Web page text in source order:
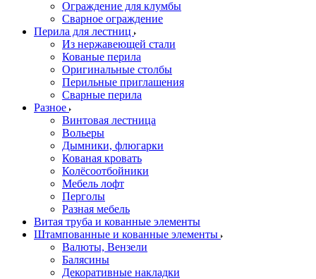
Ограждение для клумбы
Сварное ограждение
Перила для лестниц
Из нержавеющей стали
Кованые перила
Оригинальные столбы
Перильные приглашения
Сварные перила
Разное
Винтовая лестница
Вольеры
Дымники, флюгарки
Кованая кровать
Колёсоотбойники
Мебель лофт
Перголы
Разная мебель
Витая труба и кованные элементы
Штампованные и кованные элементы
Валюты, Вензели
Балясины
Декоративные накладки